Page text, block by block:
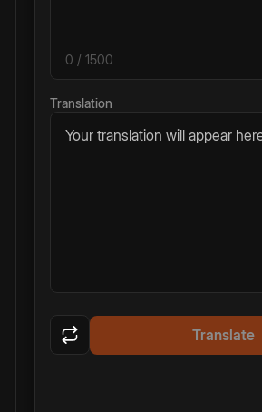
0 / 1500
Translation
Your translation will appear
Translate